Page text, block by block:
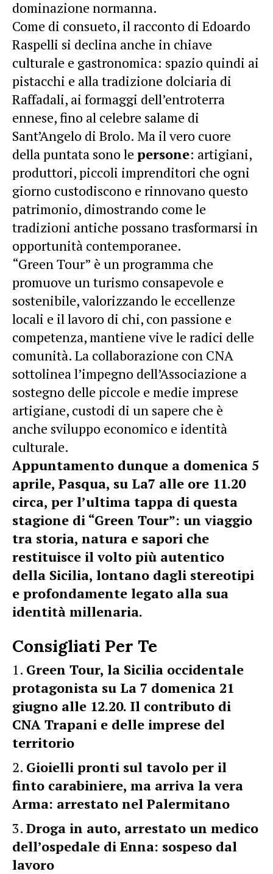
dominazione normanna.
Come di consueto, il racconto di Edoardo
Raspelli si declina anche in chiave
culturale e gastronomica: spazio quindi ai
pistacchi e alla tradizione dolciaria di
Raffadali, ai formaggi dell’entroterra
ennese, fino al celebre salame di
Sant’Angelo di Brolo. Ma il vero cuore
della puntata sono le persone: artigiani,
produttori, piccoli imprenditori che ogni
giorno custodiscono e rinnovano questo
patrimonio, dimostrando come le
tradizioni antiche possano trasformarsi in
opportunità contemporanee.
“Green Tour” è un programma che
promuove un turismo consapevole e
sostenibile, valorizzando le eccellenze
locali e il lavoro di chi, con passione e
competenza, mantiene vive le radici delle
comunità. La collaborazione con CNA
sottolinea l’impegno dell’Associazione a
sostegno delle piccole e medie imprese
artigiane, custodi di un sapere che è
anche sviluppo economico e identità
culturale.
Appuntamento dunque a domenica 5
aprile, Pasqua, su La7 alle ore 11.20
circa, per l’ultima tappa di questa
stagione di “Green Tour”: un viaggio
tra storia, natura e sapori che
restituisce il volto più autentico
della Sicilia, lontano dagli stereotipi
e profondamente legato alla sua
identità millenaria.
Consigliati Per Te
Green Tour, la Sicilia occidentale
protagonista su La 7 domenica 21
giugno alle 12.20. Il contributo di
CNA Trapani e delle imprese del
territorio
Gioielli pronti sul tavolo per il
finto carabiniere, ma arriva la vera
Arma: arrestato nel Palermitano
Droga in auto, arrestato un medico
dell’ospedale di Enna: sospeso dal
lavoro